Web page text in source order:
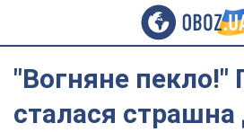
"Вогняне пекло!"
сталася